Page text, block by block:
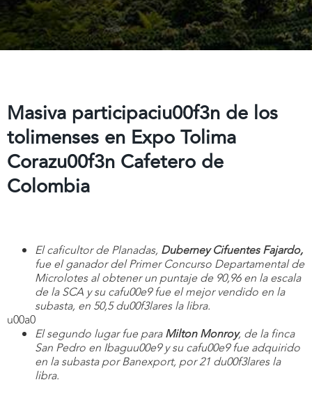
Masiva participaciu00f3n de los
tolimenses en Expo Tolima
Corazu00f3n Cafetero de
Colombia
El caficultor de Planadas, Duberney Cifuentes Fajardo,
fue el ganador del Primer Concurso Departamental de
Microlotes al obtener un puntaje de 90,96 en la escala
de la SCA y su cafu00e9 fue el mejor vendido en la
subasta, en 50,5 du00f3lares la libra.
u00a0
El segundo lugar fue paraMilton Monroy, de la finca
San Pedro en Ibaguu00e9 y su cafu00e9 fue adquirido
en la subasta por Banexport, por 21 du00f3lares la
libra.